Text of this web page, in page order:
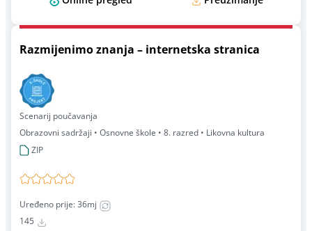
Razmijenimo znanja – internetska stranica
Scenarij poučavanja
Obrazovni sadržaji • Osnovne škole • 8. razred • Likovna kultura
ZIP
Uređeno prije: 36mj
145